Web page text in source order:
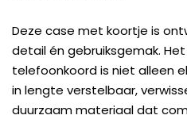
Deze case met koortje is
detail én gebruiksgemak.
telefoonkoord is niet alleen
in lengte verstelbaar,
duurzaam materiaal dat